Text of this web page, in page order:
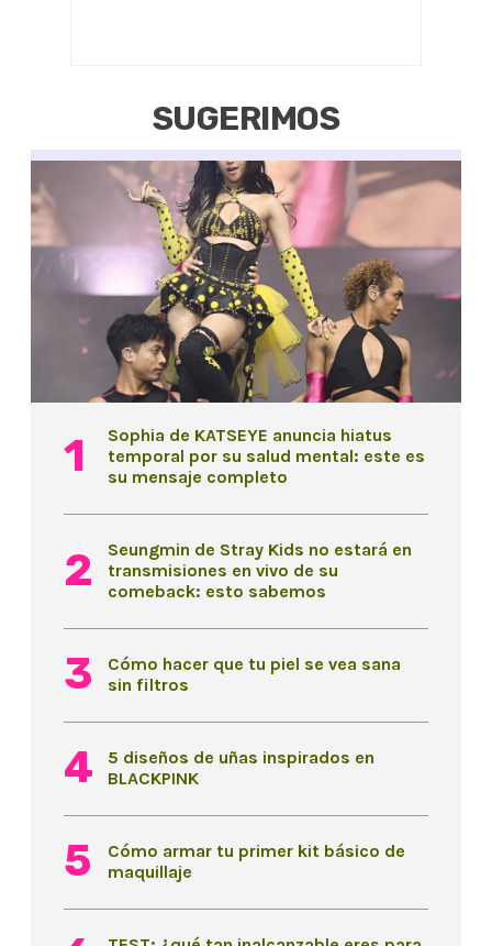
SUGERIMOS
Sophia de KATSEYE anuncia hiatus
temporal por su salud mental: este es
su mensaje completo
Seungmin de Stray Kids no estará en
transmisiones en vivo de su
comeback: esto sabemos
Cómo hacer que tu piel se vea sana
sin filtros
5 diseños de uñas inspirados en
BLACKPINK
Cómo armar tu primer kit básico de
maquillaje